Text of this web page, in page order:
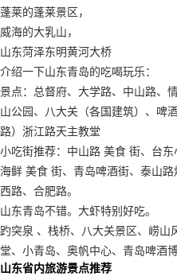
蓬莱的蓬莱景区，
威海的大乳山，
山东菏泽东明黄河大桥
介绍一下山东青岛的吃喝玩乐：
景点：总督府、大学路、中山路、
山公园、八大关（各国建筑）、啤
路）浙江路天主教堂
小吃街推荐：中山路 美食 街、台
海鲜 美食 街、青岛啤酒街、泰山
西路、合肥路。
山东青岛不错。大虾特别好吃。
趵突泉 、栈桥、八大关景区、崂
堂、小青岛、奥帆中心、青岛啤酒博
山东省内旅游景点推荐